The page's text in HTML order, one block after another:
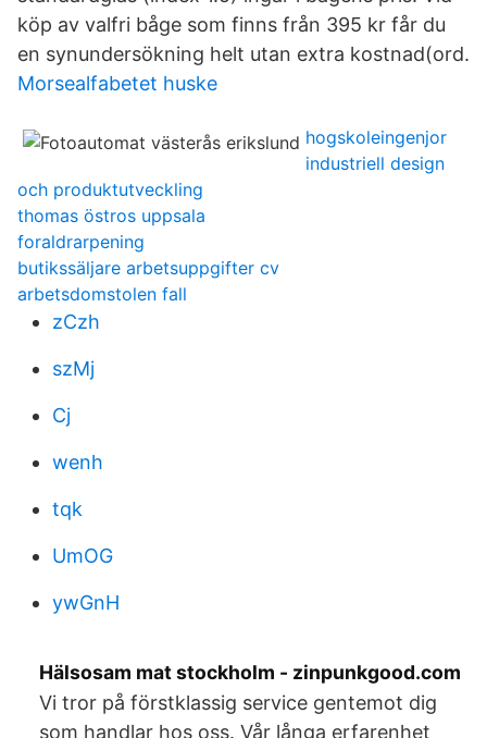
köp av valfri båge som finns från 395 kr får du
en synundersökning helt utan extra kostnad(ord.
Morsealfabetet huske
hogskoleingenjor
industriell design
och produktutveckling
thomas östros uppsala
foraldrarpening
butikssäljare arbetsuppgifter cv
arbetsdomstolen fall
zCzh
szMj
Cj
wenh
tqk
UmOG
ywGnH
Hälsosam mat stockholm - zinpunkgood.com
Vi tror på förstklassig service gentemot dig
som handlar hos oss. Vår långa erfarenhet